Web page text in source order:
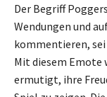
Der Begriff
Wendungen und
kommentieren, sei
Mit diesem Emote
ermutigt, ihre